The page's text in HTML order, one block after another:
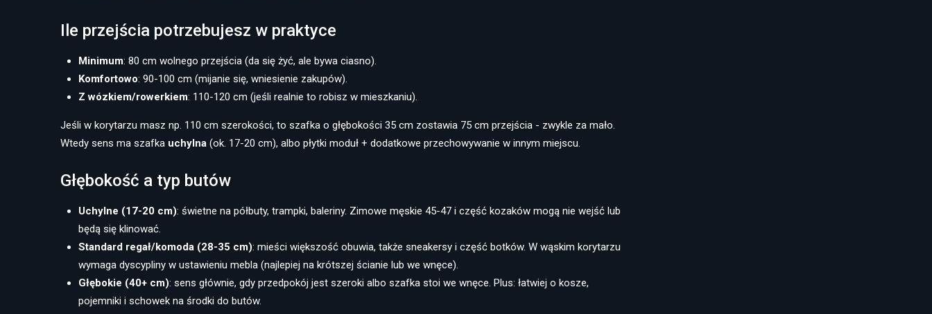
Ile przejścia potrzebujesz w praktyce
Minimum: 80 cm wolnego przejścia (da się żyć, ale bywa ciasno).
Komfortowo: 90-100 cm (mijanie się, wniesienie zakupów).
Z wózkiem/rowerkiem: 110-120 cm (jeśli realnie to robisz w mieszkaniu).
Jeśli w korytarzu masz np. 110 cm szerokości, to szafka o głębokości 35 cm zostawia 75 cm przejścia - zwykle za mało.
Wtedy sens ma szafka uchylna (ok. 17-20 cm), albo płytki moduł + dodatkowe przechowywanie w innym miejscu.
Głębokość a typ butów
Uchylne (17-20 cm): świetne na półbuty, trampki, baleriny. Zimowe męskie 45-47 i część kozaków mogą nie wejść lub
będą się klinować.
Standard regał/komoda (28-35 cm): mieści większość obuwia, także sneakersy i część botków. W wąskim korytarzu
wymaga dyscypliny w ustawieniu mebla (najlepiej na krótszej ścianie lub we wnęce).
Głębokie (40+ cm): sens głównie, gdy przedpokój jest szeroki albo szafka stoi we wnęce. Plus: łatwiej o kosze,
pojemniki i schowek na środki do butów.